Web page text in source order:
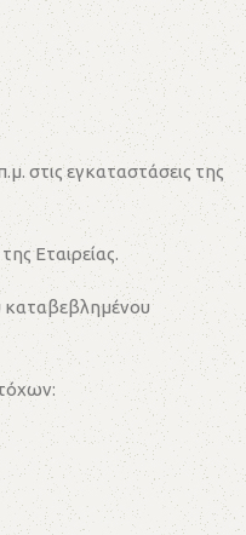
στις εγκαταστάσεις της
Εταιρείας.
καταβεβλημένου